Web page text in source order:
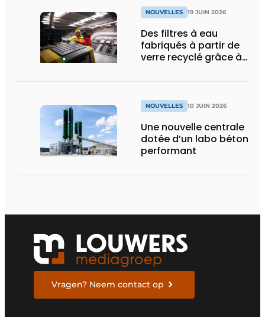
objectifs de durabilité
NOUVELLES 19 JUIN 2026
Des filtres à eau
fabriqués à partir de
verre recyclé grâce à
NOUVELLES 10 JUIN 2026
Une nouvelle centrale
dotée d’un labo béton
performant
Vragen? Neem contact op